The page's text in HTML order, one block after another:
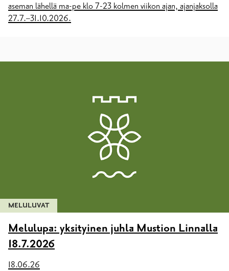
aseman lähellä ma-pe klo 7-23 kolmen viikon ajan, ajanjaksolla
27.7.–31.10.2026.
MELULUVAT
Melulupa: yksityinen juhla Mustion Linnalla
18.7.2026
18.06.26